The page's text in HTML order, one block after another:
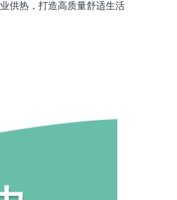
供热，打造高质量舒适生活